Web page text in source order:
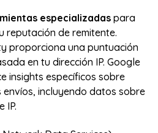
especializadaspara
reputación de remitente.
proporciona una puntuación
en tu dirección IP. Google
insights específicos sobre
envíos, incluyendo datos sobre
IP.